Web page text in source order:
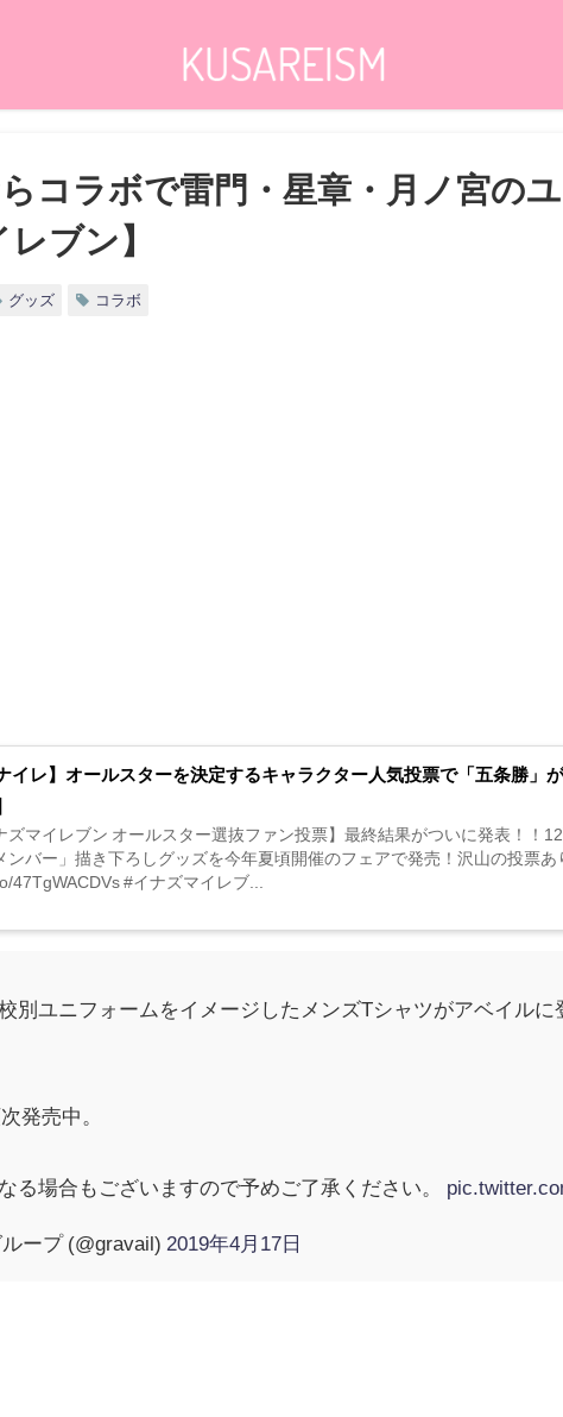
コラボで雷門・星章・月ノ宮の
ブン】
グッズ コラボ
イレ】オールスターを決定するキャラクター人気投票で「五条勝
ズマイレブン オールスター選抜ファン投票】最終結果がついに発表！！
ンバー」描き下ろしグッズを今年夏頃開催のフェアで発売！沢山の投
47TgWACDVs #イナズマイレブ...
別ユニフォームをイメージしたメンズTシャツがアベイルに
発売中。
る場合もございますので予めご了承ください。
ープ (@gravail) 2019年4月17日